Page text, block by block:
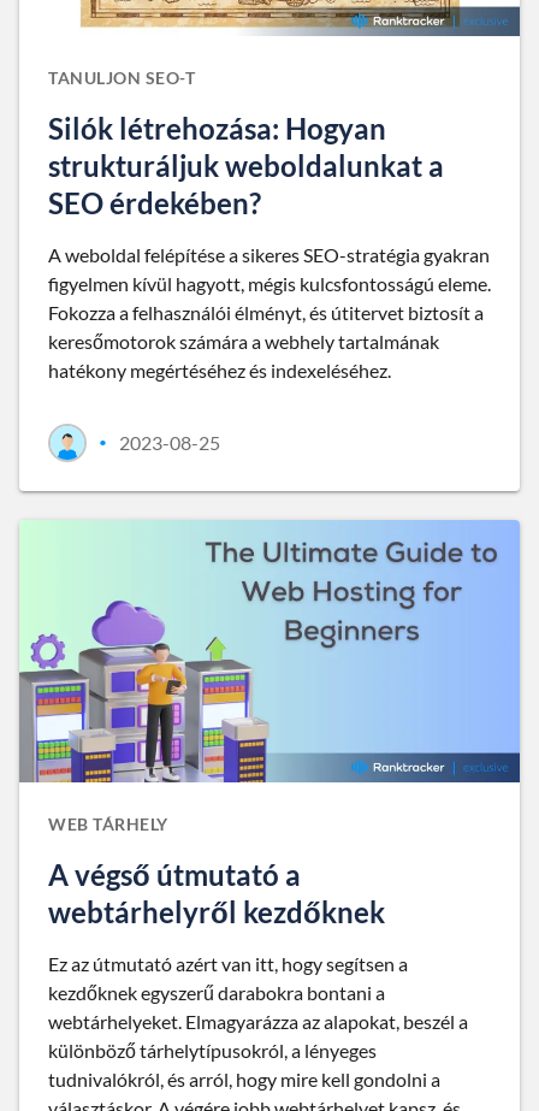
TANULJON SEO-T
Silók létrehozása: Hogyan
strukturáljuk weboldalunkat a
SEO érdekében?
A weboldal felépítése a sikeres SEO-stratégia gyakran
figyelmen kívül hagyott, mégis kulcsfontosságú eleme.
Fokozza a felhasználói élményt, és útitervet biztosít a
keresőmotorok számára a webhely tartalmának
hatékony megértéséhez és indexeléséhez.
• 2023-08-25
WEB TÁRHELY
A végső útmutató a
webtárhelyről kezdőknek
Ez az útmutató azért van itt, hogy segítsen a
kezdőknek egyszerű darabokra bontani a
webtárhelyeket. Elmagyarázza az alapokat, beszél a
különböző tárhelytípusokról, a lényeges
tudnivalókról, és arról, hogy mire kell gondolni a